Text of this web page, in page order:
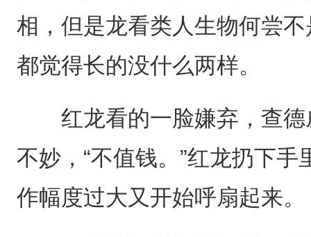
相，但是龙看类人生物何尝
都觉得长的没什么两样。
红龙看的一脸嫌弃，查德
不妙，“不值钱。”红龙扔下
作幅度过大又开始呼扇起来。